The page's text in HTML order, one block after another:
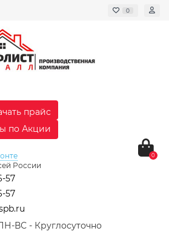
0
прайс
по Акции
России
57
57
ВС - Круглосуточно
0